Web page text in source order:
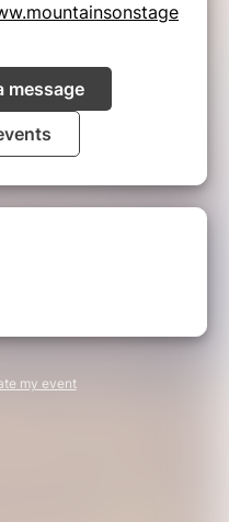
message
my event